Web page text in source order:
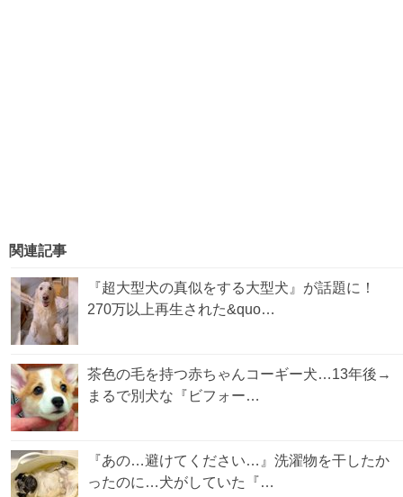
関連記事
『超大型犬の真似をする大型犬』が話題に！
270万以上再生された&quo…
茶色の毛を持つ赤ちゃんコーギー犬…13年後→
まるで別犬な『ビフォー…
『あの…避けてください…』洗濯物を干したか
ったのに…犬がしていた『…